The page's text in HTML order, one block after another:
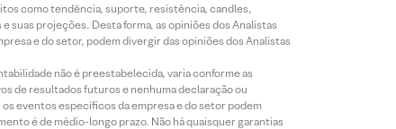
como tendência, suporte, resistência, candles,
suas projeções. Desta forma, as opiniões dos Analistas
e do setor, podem divergir das opiniões dos Analistas
não é preestabelecida, varia conforme as
de resultados futuros e nenhuma declaração ou
eventos específicos da empresa e do setor podem
é de médio-longo prazo. Não há quaisquer garantias